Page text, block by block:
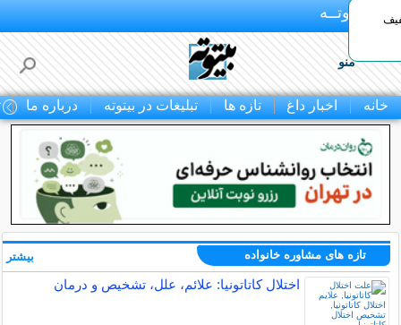
بـیتوتــه
منو
خانه اخبار داغ تازه ها تبلیغات در بیتوته درباره ما
50% تخفیف
تازه های مشاوره خانواده
اختلال کاتاتونیا: علائم، علل، تشخیص و درمان
بیشتر